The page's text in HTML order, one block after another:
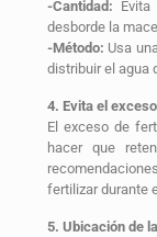
-Cantidad:
desborde la
-Método: Usa
distribuir el agua
4. Evita el
El exceso de
hacer que
fertilizar durante
5. Ubicación de